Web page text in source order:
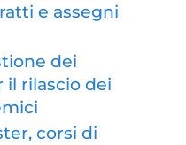
e assegni
dei
il rilascio dei
corsi di